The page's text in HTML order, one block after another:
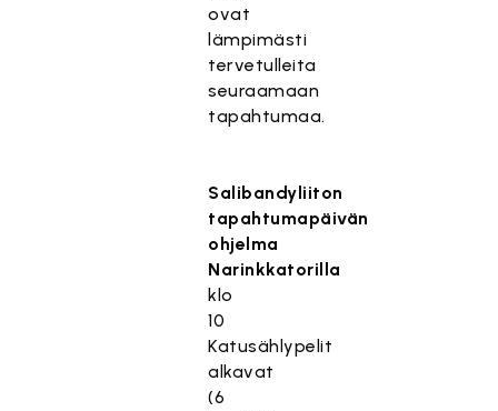
ovat
lämpimästi
tervetulleita
seuraamaan
tapahtumaa.
Salibandyliiton
tapahtumapäivän
ohjelma
Narinkkatorilla
klo
10
Katusählypelit
alkavat
(6